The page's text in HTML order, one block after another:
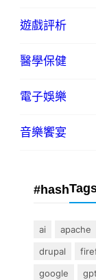
遊戲評析
醫學保健
電子娛樂
音樂饗宴
#hash
ai apache
drupal
google